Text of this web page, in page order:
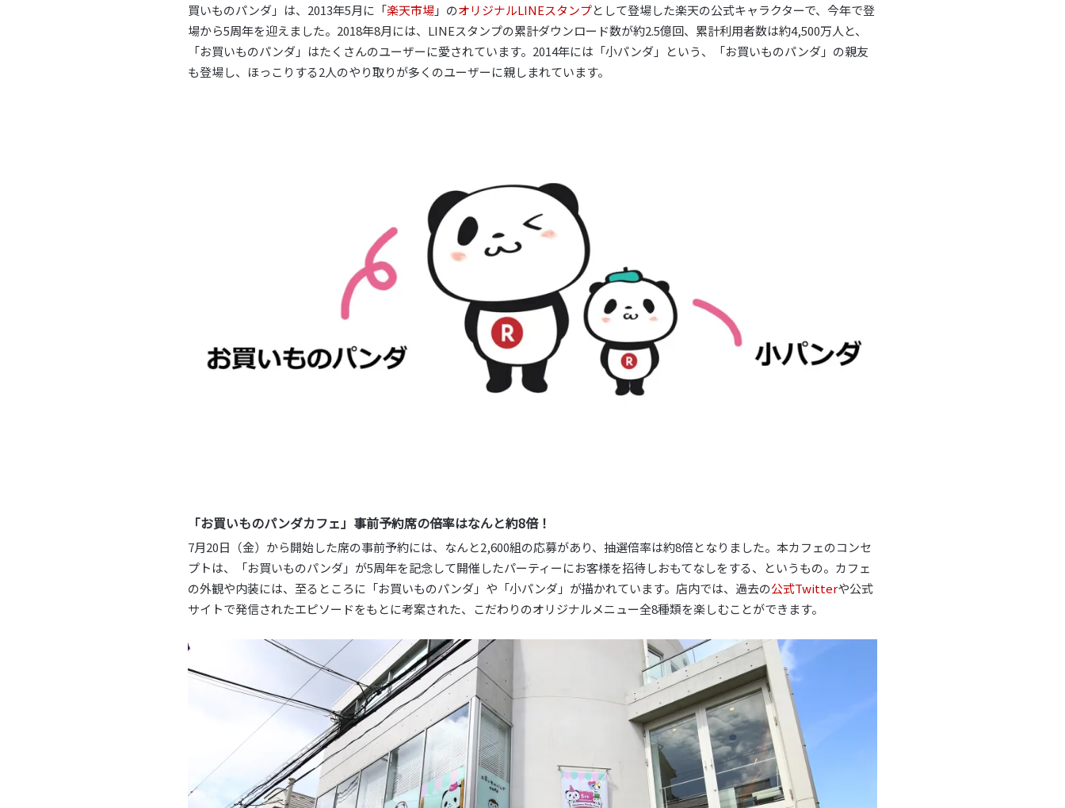
買いものパンダ」は、2013年5月に「楽天市場」のオリジナルLINEスタンプとして登場した楽天の公式キャラクターで、今年で登
場から5周年を迎えました。2018年8月には、LINEスタンプの累計ダウンロード数が約2.5億回、累計利用者数は約4,500万人と、
「お買いものパンダ」はたくさんのユーザーに愛されています。2014年には「小パンダ」という、「お買いものパンダ」の親友
も登場し、ほっこりする2人のやり取りが多くのユーザーに親しまれています。
「お買いものパンダカフェ」事前予約席の倍率はなんと約8倍！
7月20日（金）から開始した席の事前予約には、なんと2,600組の応募があり、抽選倍率は約8倍となりました。本カフェのコンセ
プトは、「お買いものパンダ」が5周年を記念して開催したパーティーにお客様を招待しおもてなしをする、というもの。カフェ
の外観や内装には、至るところに「お買いものパンダ」や「小パンダ」が描かれています。店内では、過去の公式Twitterや公式
サイトで発信されたエピソードをもとに考案された、こだわりのオリジナルメニュー全8種類を楽しむことができます。